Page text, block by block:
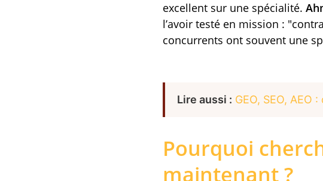
excellent sur une spécialité.
l’avoir testé en mission :
concurrents ont souvent une
Lire aussi : GEO, SEO,
Pourquoi
maintenant ?